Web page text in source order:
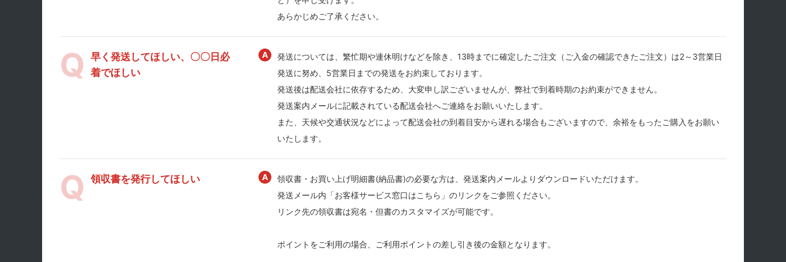
あらかじめご了承ください。
早く発送してほしい、〇〇日必
着でほしい
発送については、繁忙期や連休明けなどを除き、13時までに確定したご注文（ご入金の確認できたご注文）は2～3営業日
発送に努め、5営業日までの発送をお約束しております。
発送後は配送会社に依存するため、大変申し訳ございませんが、弊社で到着時期のお約束ができません。
発送案内メールに記載されている配送会社へご連絡をお願いいたします。
また、天候や交通状況などによって配送会社の到着目安から遅れる場合もございますので、余裕をもったご購入をお願い
いたします。
領収書を発行してほしい
領収書・お買い上げ明細書(納品書)の必要な方は、発送案内メールよりダウンロードいただけます。
発送メール内「お客様サービス窓口はこちら」のリンクをご参照ください。
リンク先の領収書は宛名・但書のカスタマイズが可能です。
ポイントをご利用の場合、ご利用ポイントの差し引き後の金額となります。